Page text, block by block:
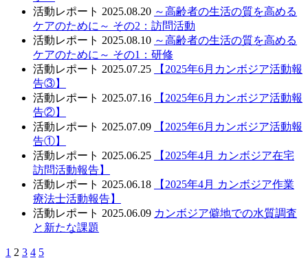
活動レポート 2025.08.20 ～高齢者の生活の質を高める
ケアのために～ その2：訪問活動
活動レポート 2025.08.10 ～高齢者の生活の質を高める
ケアのために～ その1：研修
活動レポート 2025.07.25
【2025年6月カンボジア活動報
告③】
活動レポート 2025.07.16
【2025年6月カンボジア活動報
告②】
活動レポート 2025.07.09
【2025年6月カンボジア活動報
告①】
活動レポート 2025.06.25
【2025年4月 カンボジア在宅
訪問活動報告】
活動レポート 2025.06.18
【2025年4月 カンボジア作業
療法士活動報告】
活動レポート 2025.06.09 カンボジア僻地での水質調査
と新たな課題
1 2 3 4 5